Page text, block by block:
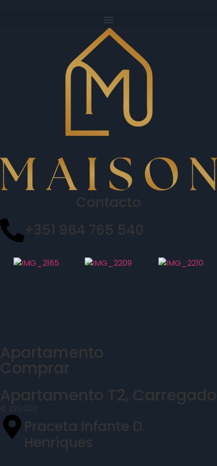
Contacto
+351 964 765 540
Apartamento
Comprar
Apartamento T2, Carregado
€ 229.000
Praceta Infante D.
Henriques